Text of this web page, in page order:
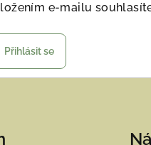
e-mailu
Přihlásit se